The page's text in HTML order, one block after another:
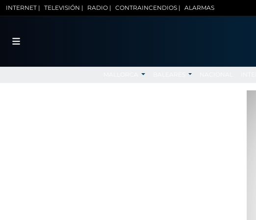
INTERNET | TELEVISIÓN | RADIO | CONTRAINCENDIOS | ALARMAS